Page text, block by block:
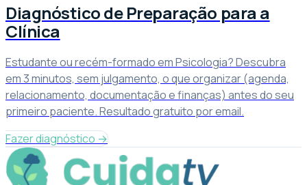
Diagnóstico de Preparação para a
Clínica
Estudante ou recém-formado em Psicologia? Descubra
em 3 minutos, sem julgamento, o que organizar (agenda,
relacionamento, documentação e finanças) antes do seu
primeiro paciente. Resultado gratuito por email.
Fazer diagnóstico →